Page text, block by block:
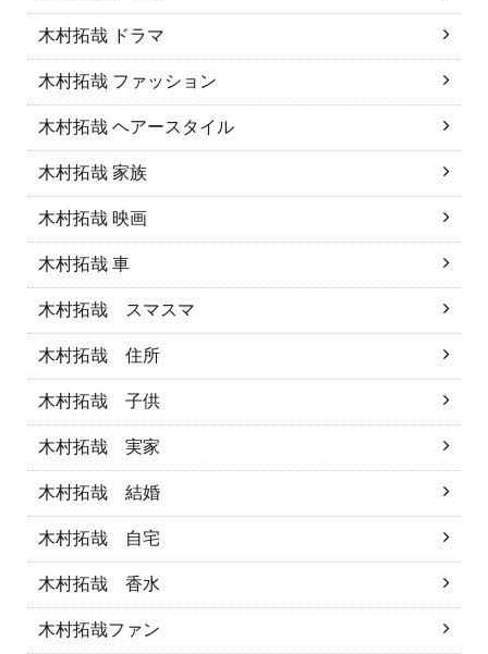
木村拓哉 ドラマ
木村拓哉 ファッション
木村拓哉 ヘアースタイル
木村拓哉 家族
木村拓哉 映画
木村拓哉 車
木村拓哉 スマスマ
木村拓哉 住所
木村拓哉 子供
木村拓哉 実家
木村拓哉 結婚
木村拓哉 自宅
木村拓哉 香水
木村拓哉ファン